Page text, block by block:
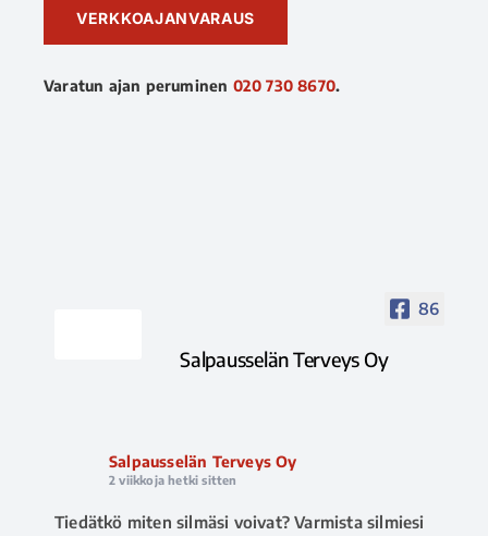
VERKKOAJANVARAUS
Varatun ajan peruminen 020 730 8670.
86
Salpausselän Terveys Oy
Salpausselän Terveys Oy
2 viikkoja hetki sitten
Tiedätkö miten silmäsi voivat? Varmista silmiesi